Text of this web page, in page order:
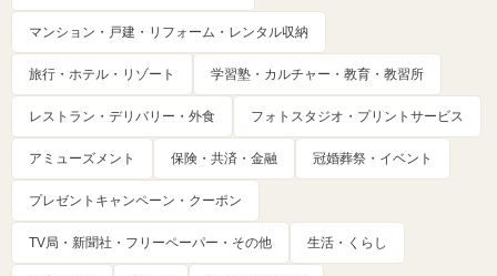
マンション・戸建・リフォーム・レンタル収納
旅行・ホテル・リゾート 学習塾・カルチャー・教育・教習所
レストラン・デリバリー・外食 フォトスタジオ・プリントサービス
アミューズメント 保険・共済・金融 冠婚葬祭・イベント
プレゼントキャンペーン・クーポン
TV局・新聞社・フリーペーパー・その他 生活・くらし